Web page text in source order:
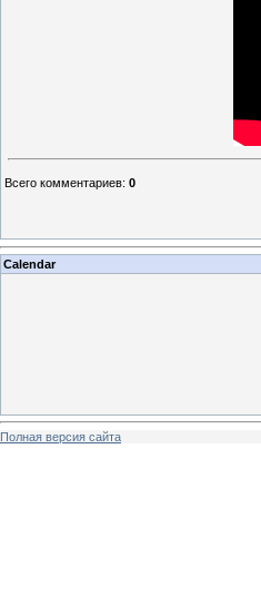
Всего комментариев: 0
Calendar
Полная версия сайта